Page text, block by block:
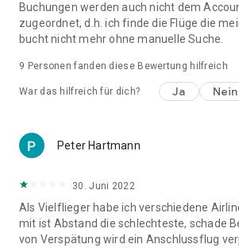
Buchungen werden auch nicht dem
zugeordnet, d.h. ich finde die Flüge die
bucht nicht mehr ohne manuelle Suche.
9 Personen fanden diese Bewertung hilfreich
War das hilfreich für dich? Ja Nein
Peter Hartmann
30. Juni 2022
Als Vielflieger habe ich verschiedene
mit ist Abstand die schlechteste, schade
von Verspätung wird ein Anschlussflug